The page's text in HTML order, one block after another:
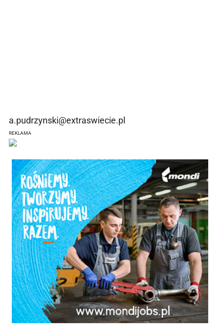
a.pudrzynski@extraswiecie.pl
REKLAMA